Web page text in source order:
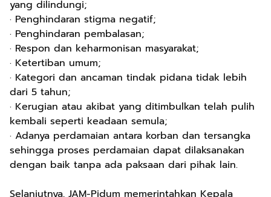
yang dilindungi;
· Penghindaran stigma negatif;
· Penghindaran pembalasan;
· Respon dan keharmonisan masyarakat;
· Ketertiban umum;
· Kategori dan ancaman tindak pidana tidak lebih
dari 5 tahun;
· Kerugian atau akibat yang ditimbulkan telah pulih
kembali seperti keadaan semula;
· Adanya perdamaian antara korban dan tersangka
sehingga proses perdamaian dapat dilaksanakan
dengan baik tanpa ada paksaan dari pihak lain.